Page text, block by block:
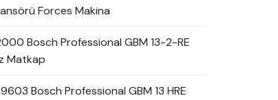
Forces Makina
Bosch Professional GBM 13-2-RE
Matkap
Bosch Professional GBM 13 HRE